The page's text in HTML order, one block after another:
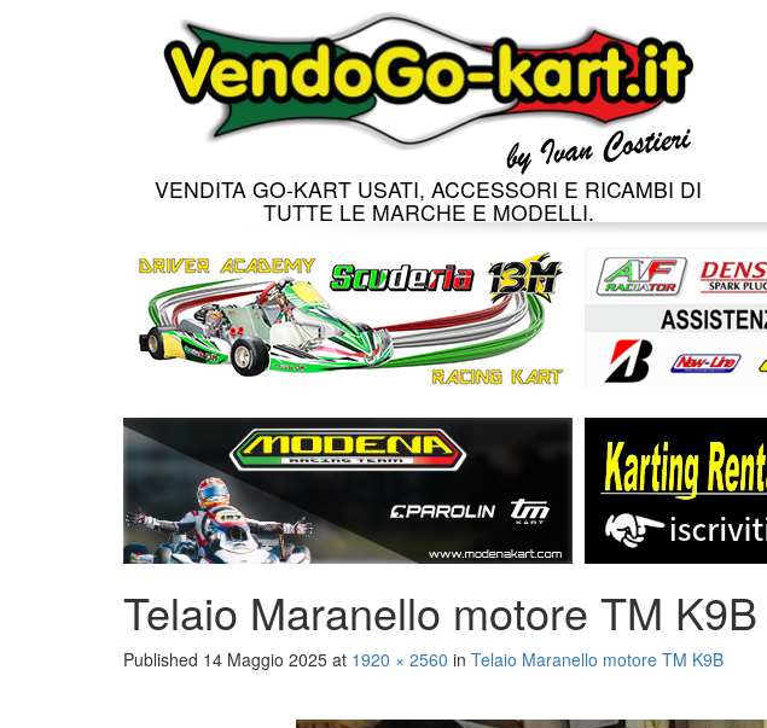
VENDITA GO-KART USATI, ACCESSORI E RICAMBI DI
TUTTE LE MARCHE E MODELLI.
Telaio Maranello motore TM K9B
Published 14 Maggio 2025 at 1920 × 2560 in Telaio Maranello motore TM K9B